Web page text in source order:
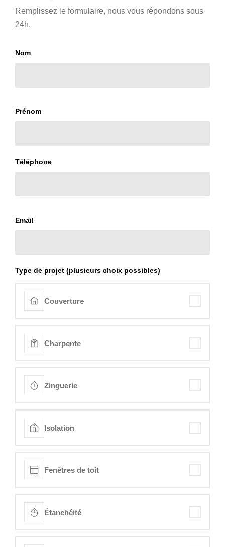
Remplissez le formulaire, nous vous répondons sous
24h.
Nom
Prénom
Téléphone
Email
Type de projet (plusieurs choix possibles)
Couverture
Charpente
Zinguerie
Isolation
Fenêtres de toit
Étanchéité